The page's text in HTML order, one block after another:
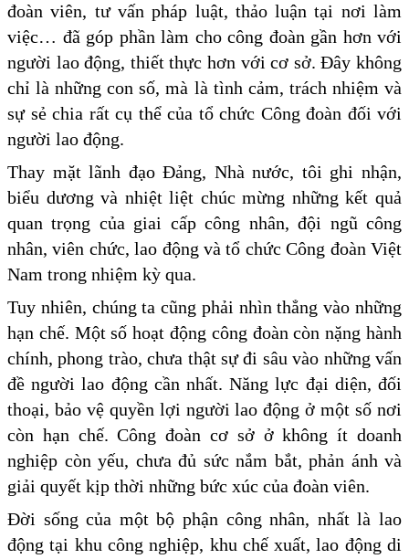
đoàn viên, tư vấn pháp luật, thảo luận tại nơi làm
việc… đã góp phần làm cho công đoàn gần hơn với
người lao động, thiết thực hơn với cơ sở. Đây không
chỉ là những con số, mà là tình cảm, trách nhiệm và
sự sẻ chia rất cụ thể của tổ chức Công đoàn đối với
người lao động.
Thay mặt lãnh đạo Đảng, Nhà nước, tôi ghi nhận,
biểu dương và nhiệt liệt chúc mừng những kết quả
quan trọng của giai cấp công nhân, đội ngũ công
nhân, viên chức, lao động và tổ chức Công đoàn Việt
Nam trong nhiệm kỳ qua.
Tuy nhiên, chúng ta cũng phải nhìn thẳng vào những
hạn chế. Một số hoạt động công đoàn còn nặng hành
chính, phong trào, chưa thật sự đi sâu vào những vấn
đề người lao động cần nhất. Năng lực đại diện, đối
thoại, bảo vệ quyền lợi người lao động ở một số nơi
còn hạn chế. Công đoàn cơ sở ở không ít doanh
nghiệp còn yếu, chưa đủ sức nắm bắt, phản ánh và
giải quyết kịp thời những bức xúc của đoàn viên.
Đời sống của một bộ phận công nhân, nhất là lao
động tại khu công nghiệp, khu chế xuất, lao động di